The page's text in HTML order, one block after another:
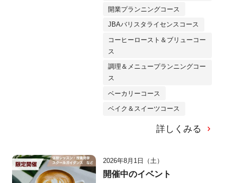
開業プランニングコース
JBAバリスタライセンスコース
コーヒーロースト＆ブリューコー
ス
調理＆メニュープランニングコー
ス
ベーカリーコース
ベイク＆スイーツコース
詳しくみる
2026年8月1日（土）
開催中のイベント